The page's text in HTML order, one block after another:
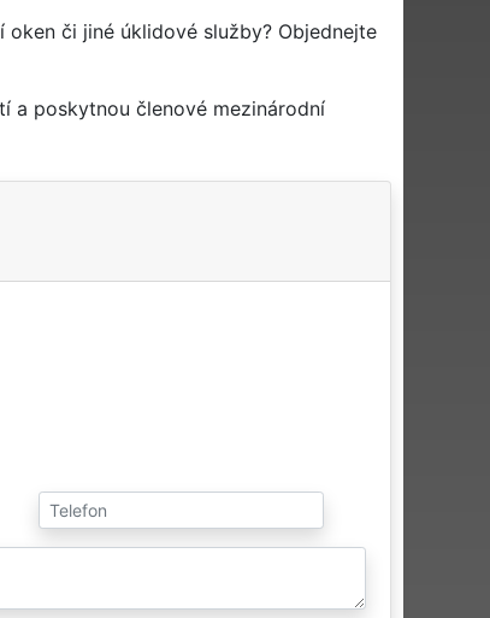
či jiné úklidové služby? Objednejte
a poskytnou členové mezinárodní